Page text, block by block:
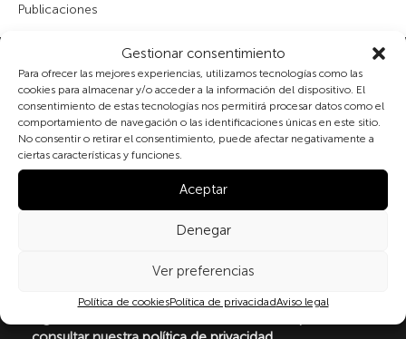
Gestionar consentimiento
Para ofrecer las mejores experiencias, utilizamos tecnologías como las
cookies para almacenar y/o acceder a la información del dispositivo. El
consentimiento de estas tecnologías nos permitirá procesar datos como el
comportamiento de navegación o las identificaciones únicas en este sitio.
No consentir o retirar el consentimiento, puede afectar negativamente a
ciertas características y funciones.
Aceptar
Denegar
Ver preferencias
Política de cookiesPolítica de privacidadAviso legal
Publicaciones
Suscribete a nuestra newsletter
Al marcar la casilla y enviar este formulario, usted
consiente expresamente el tratamiento de sus datos
personales conforme a la normativa vigente en
particular, de acuerdo con lo dispuesto en el
Reglamento (UE) 2016/679 del Parlamento Europeo y
Orgánica 3/2018, de 5 de diciembre, de Protección de
Datos Personales y garantía de los derechos